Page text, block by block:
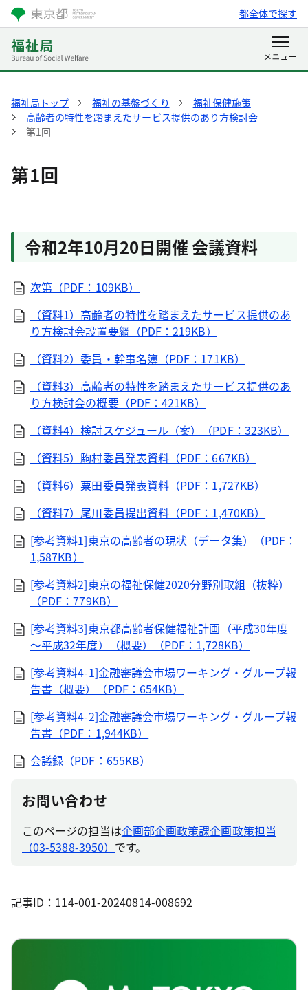
都全体で探す
福祉局トップ 福祉の基盤づくり
福祉保健施策
高齢者の特性を踏まえたサービス提供のあり方検討会
第1回
第1回
令和2年10月20日開催 会議資料
次第（PDF：109KB）
（資料1）高齢者の特性を踏まえたサービス提供のあ
り方検討会設置要綱（PDF：219KB）
（資料2）委員・幹事名簿（PDF：171KB）
（資料3）高齢者の特性を踏まえたサービス提供のあ
り方検討会の概要（PDF：421KB）
（資料4）検討スケジュール（案）（PDF：323KB）
（資料5）駒村委員発表資料（PDF：667KB）
（資料6）粟田委員発表資料（PDF：1,727KB）
（資料7）尾川委員提出資料（PDF：1,470KB）
[参考資料1]東京の高齢者の現状（データ集）（PDF：
1,587KB）
[参考資料2]東京の福祉保健2020分野別取組（抜粋）
（PDF：779KB）
[参考資料3]東京都高齢者保健福祉計画（平成30年度
～平成32年度）（概要）（PDF：1,728KB）
[参考資料4-1]金融審議会市場ワーキング・グループ報
告書（概要）（PDF：654KB）
[参考資料4-2]金融審議会市場ワーキング・グループ報
告書（PDF：1,944KB）
会議録（PDF：655KB）
お問い合わせ
このページの担当は企画部企画政策課企画政策担当
（03-5388-3950） です。
記事ID：114-001-20240814-008692